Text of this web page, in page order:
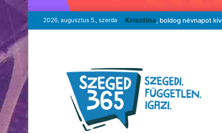
2026, augusztus 5., szerda Krisztina, boldog névnapot